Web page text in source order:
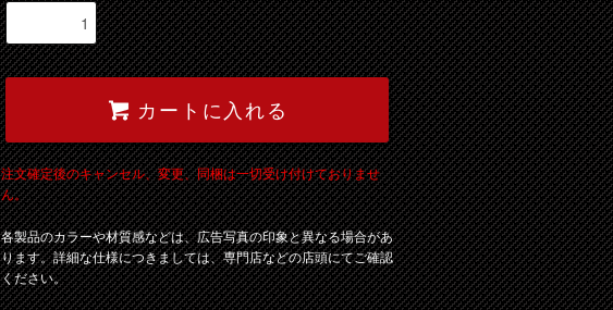
カートに入れる
注文確定後のキャンセル、変更、同梱は一切受け付けておりませ
ん。
各製品のカラーや材質感などは、広告写真の印象と異なる場合があ
ります。詳細な仕様につきましては、専門店などの店頭にてご確認
ください。